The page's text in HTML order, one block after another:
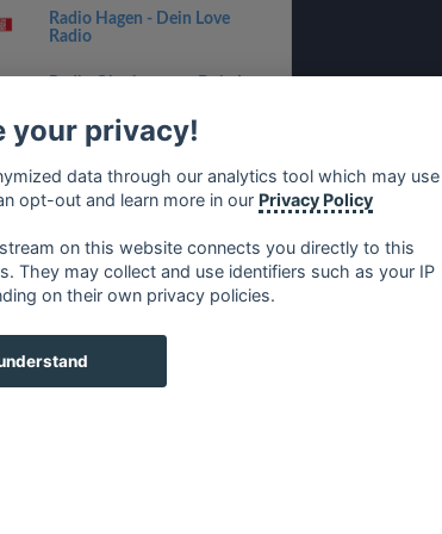
Radio Hagen - Dein Love
Radio
Radio Bonn / Rhein-Sieg -
Dein Love Radio
ANTENNE BAYERN
your privacy!
data through our analytics tool which may use
opt-out and learn more in our Privacy Policy
on this website connects you directly to this
They may collect and use identifiers such as your IP
on their own privacy policies.